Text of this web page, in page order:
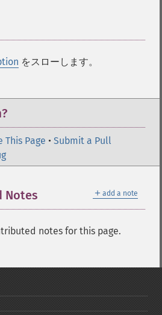
をスローします。
This Page • Submit a Pull
＋ add a note
Notes
notes for this page.